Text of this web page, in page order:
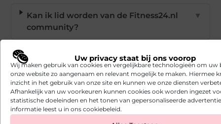
Uw privacy staat bij ons voorop
Wij maken gebruik van cookies en vergelijkbare technologieën om uw
onze website zo aangenaam en relevant mogelijk te maken. Hiermee
inzicht in het gebruik van onze site en kunnen we onze diensten
Afhankelijk van uw voorkeuren kunnen cookies ook worden ingezet
statistische doeleinden en het tonen van gepersonaliseerde
informatie leest u in ons cookiebeleid.
Kan ik lid worden van de Fitness24.nl
community?
▼
Is Fitness24.nl geschikt voor beginners
in fitness?
▼
Goed artikel? Deel hem dan op: